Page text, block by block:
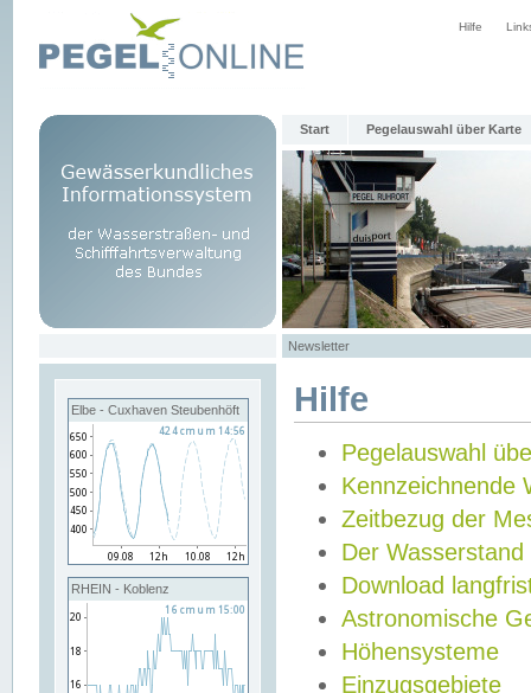
Hilfe
Start Pegelauswahl über Karte
Newsletter
Elbe - Cuxhaven Steubenhöft
RHEIN - Koblenz
Hilfe
Pegelauswahl
Kennzeichnende
Zeitbezug der
Der Wasserstand
Download
Astronomische
Höhensysteme
Einzugsgebiete